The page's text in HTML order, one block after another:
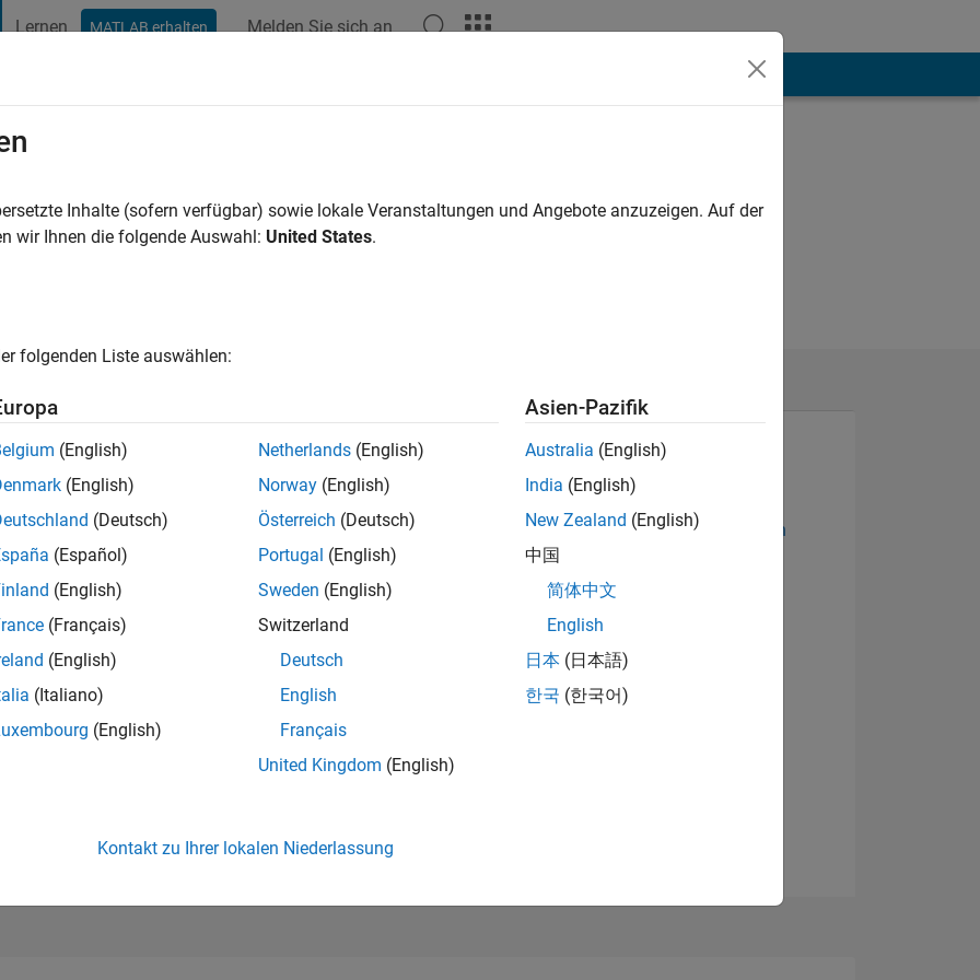
Lernen MATLAB erhalten Melden Sie sich an
vor| Aktiv seit 2019
0
of 302.028
Abzeichen anzeigen
Inhalte (sofern verfügbar) sowie lokale Veranstaltungen und Angebote anzuzeigen. Auf der
wir Ihnen die folgende Auswahl: United States.
folgenden Liste auswählen:
(English)
(English)
(Deutsch)
(Español)
(English)
(Français)
(English)
(Italiano)
(English)
Netherlands (English)
Norway (English)
Österreich (Deutsch)
Portugal (English)
Sweden (English)
Switzerland
Deutsch
English
Français
United Kingdom (English)
Asien-Pazifik
Australia (English)
India (English)
New Zealand (English)
中国
简体中文
English
日本 (日本語)
한국 (한국어)
Kontakt zu Ihrer lokalen Niederlassung